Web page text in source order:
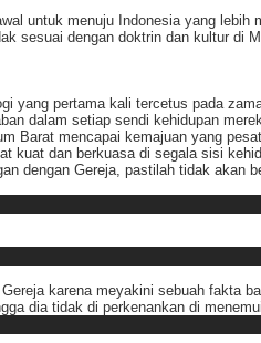
untuk menuju Indonesia yang
sesuai dengan doktrin dan kultur di
yang pertama kali tercetus pada
dalam setiap sendi kehidupan
Barat mencapai kemajuan yang
kuat dan berkuasa di segala sisi
dengan Gereja, pastilah tidak akan
karena meyakini sebuah fakta
dia tidak di perkenankan di